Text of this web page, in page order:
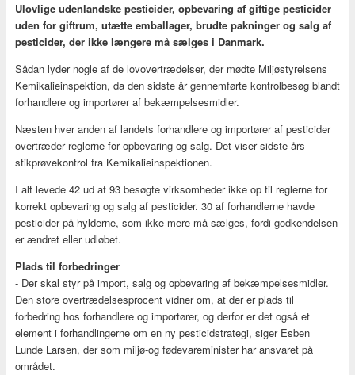
Ulovlige udenlandske pesticider, opbevaring af giftige pesticider
uden for giftrum, utætte emballager, brudte pakninger og salg af
pesticider, der ikke længere må sælges i Danmark.
Sådan lyder nogle af de lovovertrædelser, der mødte Miljøstyrelsens
Kemikalieinspektion, da den sidste år gennemførte kontrolbesøg blandt
forhandlere og importører af bekæmpelsesmidler.
Næsten hver anden af landets forhandlere og importører af pesticider
overtræder reglerne for opbevaring og salg. Det viser sidste års
stikprøvekontrol fra Kemikalieinspektionen.
I alt levede 42 ud af 93 besøgte virksomheder ikke op til reglerne for
korrekt opbevaring og salg af pesticider. 30 af forhandlerne havde
pesticider på hylderne, som ikke mere må sælges, fordi godkendelsen
er ændret eller udløbet.
Plads til forbedringer
- Der skal styr på import, salg og opbevaring af bekæmpelsesmidler.
Den store overtrædelsesprocent vidner om, at der er plads til
forbedring hos forhandlere og importører, og derfor er det også et
element i forhandlingerne om en ny pesticidstrategi, siger Esben
Lunde Larsen, der som miljø-og fødevareminister har ansvaret på
området.